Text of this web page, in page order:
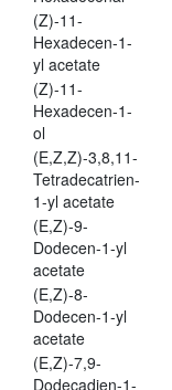
(Z)-11-
Hexadecen-1-
yl acetate
(Z)-11-
Hexadecen-1-
ol
(E,Z,Z)-3,8,11-
Tetradecatrien-
1-yl acetate
(E,Z)-9-
Dodecen-1-yl
acetate
(E,Z)-8-
Dodecen-1-yl
acetate
(E,Z)-7,9-
Dodecadien-1-